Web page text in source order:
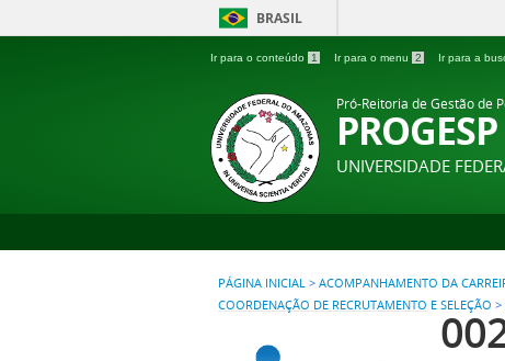
BRASIL
Ir para o conteúdo 1 Ir para o menu 2 Ir para a
Pró-Reitoria de Gestão de
PROGESP
UNIVERSIDADE
PÁGINA INICIAL > ACOMPANHAMENTO DA
COORDENAÇÃO DE RECRUTAMENTO E SELEÇÃO >